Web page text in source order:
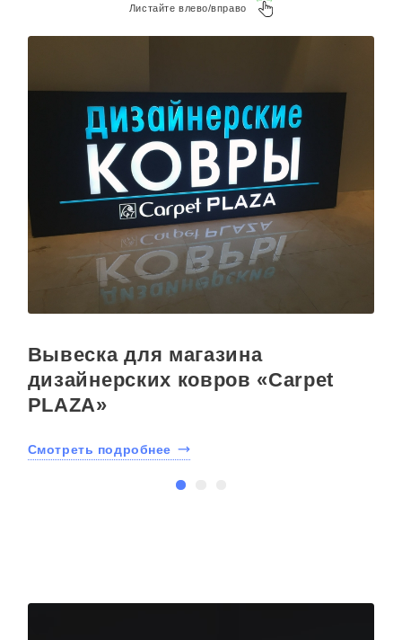
Листайте влево/вправо
Вывеска для магазина
дизайнерских ковров «Carpet
PLAZA»
Смотреть подробнее